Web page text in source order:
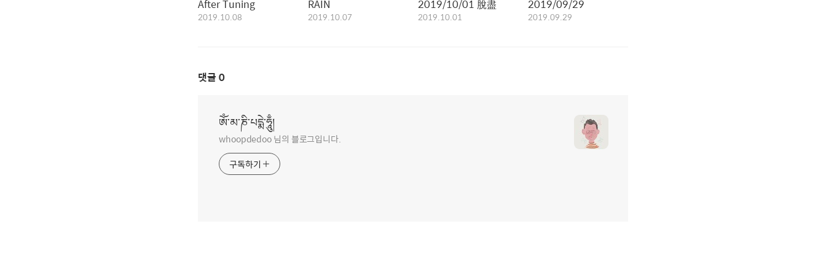
After Tuning
2019.10.08
RAIN
2019.10.07
2019/10/01 脫盡
2019.10.01
2019/09/29
2019.09.29
댓글 0
ཨོཾ་མ་ཎི་པདྨེ་ཧཱུྃ།
whoopdedoo 님의 블로그입니다.
구독하기